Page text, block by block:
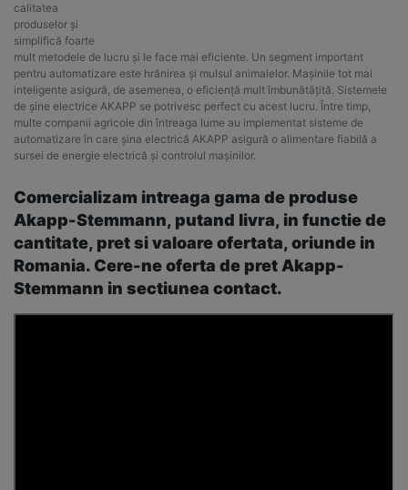
calitatea
produselor și
simplifică foarte
mult metodele de lucru și le face mai eficiente. Un segment important
pentru automatizare este hrănirea și mulsul animalelor. Mașinile tot mai
inteligente asigură, de asemenea, o eficiență mult îmbunătățită. Sistemele
de șine electrice AKAPP se potrivesc perfect cu acest lucru. Între timp,
multe companii agricole din întreaga lume au implementat sisteme de
automatizare în care șina electrică AKAPP asigură o alimentare fiabilă a
sursei de energie electrică și controlul mașinilor.
Comercializam intreaga gama de produse
Akapp-Stemmann, putand livra, in functie de
cantitate, pret si valoare ofertata, oriunde in
Romania. Cere-ne oferta de pret Akapp-
Stemmann in sectiunea contact.